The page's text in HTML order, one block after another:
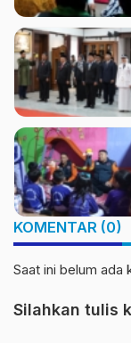
KOMENTAR (0)
Saat ini belum ada
Silahkan tulis